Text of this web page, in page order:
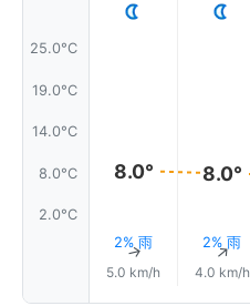
25.0°C
19.0°C
14.0°C
8.0°C
2.0°C
8.0°
2% 雨
↑
5.0 km/h
8.0°
2% 雨
↑
4.0 km/h